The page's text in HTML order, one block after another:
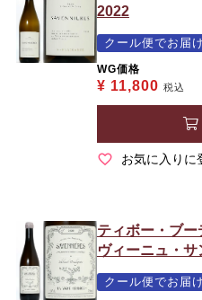
2022
クール便でお届
WG価格
¥ 11,800 税込
お気に入りに
ティボー・ブ
ヴィーニュ・
クール便でお届